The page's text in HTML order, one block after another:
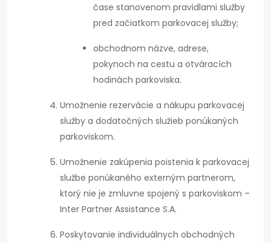
čase stanovenom pravidlami služby
pred začiatkom parkovacej služby;
obchodnom názve, adrese,
pokynoch na cestu a otváracích
hodinách parkoviska.
Umožnenie rezervácie a nákupu parkovacej
služby a dodatočných služieb ponúkaných
parkoviskom.
Umožnenie zakúpenia poistenia k parkovacej
službe ponúkaného externým partnerom,
ktorý nie je zmluvne spojený s parkoviskom –
Inter Partner Assistance S.A.
Poskytovanie individuálnych obchodných